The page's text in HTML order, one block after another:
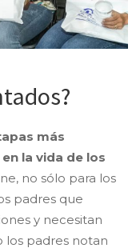
más
la vida de los
no sólo para los
padres que
y necesitan
los padres notan